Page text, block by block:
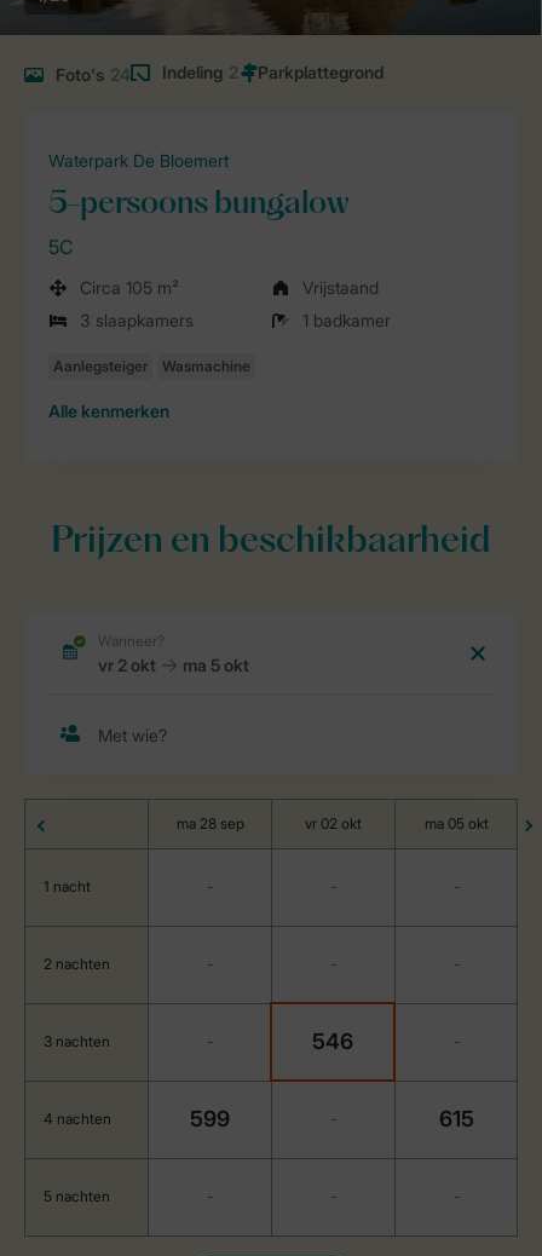
Foto's 24 Indeling 2
Waterpark De Bloemert
5-persoons bungalow
5C
Circa 105 m²
Vrijstaand
3 slaapkamers
1 badkamer
Alle kenmerken
Prijzen en beschikbaarheid
ma 28 sep vr 02 okt ma 05 okt
1 nacht - - -
2 nachten - - -
3 nachten - 546 -
4 nachten 599 - 615
5 nachten - - -